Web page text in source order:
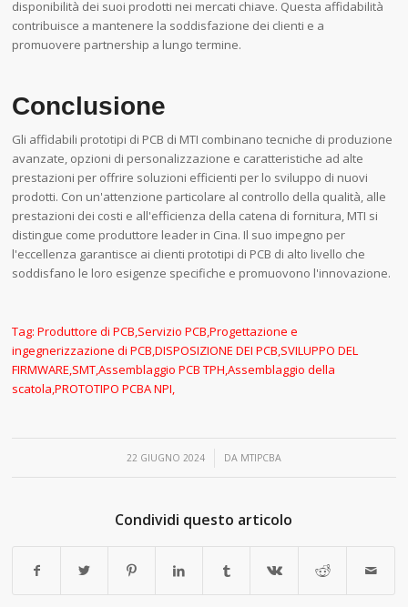
disponibilità dei suoi prodotti nei mercati chiave. Questa affidabilità
contribuisce a mantenere la soddisfazione dei clienti e a
promuovere partnership a lungo termine.
Conclusione
Gli affidabili prototipi di PCB di MTI combinano tecniche di produzione
avanzate, opzioni di personalizzazione e caratteristiche ad alte
prestazioni per offrire soluzioni efficienti per lo sviluppo di nuovi
prodotti. Con un'attenzione particolare al controllo della qualità, alle
prestazioni dei costi e all'efficienza della catena di fornitura, MTI si
distingue come produttore leader in Cina. Il suo impegno per
l'eccellenza garantisce ai clienti prototipi di PCB di alto livello che
soddisfano le loro esigenze specifiche e promuovono l'innovazione.
Tag:Produttore di PCB,Servizio PCB,Progettazione e
ingegnerizzazione di PCB,DISPOSIZIONE DEI PCB,SVILUPPO DEL
FIRMWARE,SMT,Assemblaggio PCB TPH,Assemblaggio della
scatola,PROTOTIPO PCBA NPI,
22 GIUGNO 2024
/ DA MTIPCBA
Condividi questo articolo